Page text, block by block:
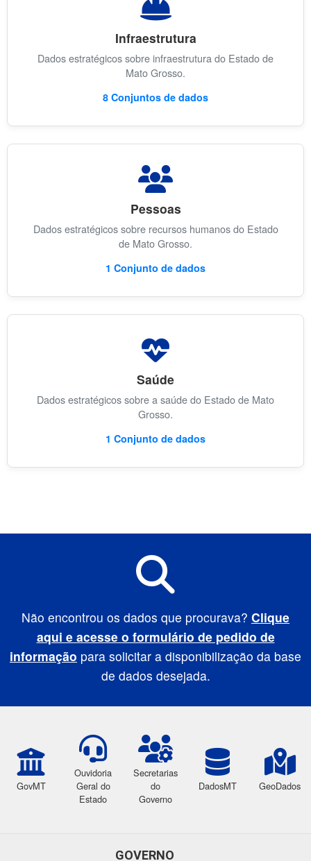
Infraestrutura
Dados estratégicos sobre infraestrutura do Estado de
Mato Grosso.
8 Conjuntos de dados
Pessoas
Dados estratégicos sobre recursos humanos do Estado
de Mato Grosso.
1 Conjunto de dados
Saúde
Dados estratégicos sobre a saúde do Estado de Mato
Grosso.
1 Conjunto de dados
Não encontrou os dados que procurava? Clique
aqui e acesse o formulário de pedido de
informação para solicitar a disponibilização da base
de dados desejada.
GovMT
Ouvidoria
Geral do
Estado
Secretarias
do
Governo
DadosMT GeoDados
GOVERNO